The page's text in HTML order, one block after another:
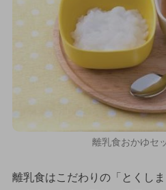
離乳食おかゆセ
離乳食はこだわりの「とくし